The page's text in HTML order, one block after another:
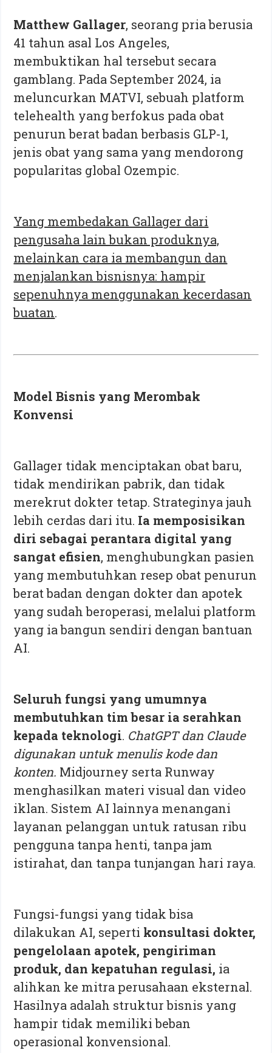
Matthew Gallager, seorang pria berusia
41 tahun asal Los Angeles,
membuktikan hal tersebut secara
gamblang. Pada September 2024, ia
meluncurkan MATVI, sebuah platform
telehealth yang berfokus pada obat
penurun berat badan berbasis GLP-1,
jenis obat yang sama yang mendorong
popularitas global Ozempic.
Yang membedakan Gallager dari
pengusaha lain bukan produknya,
melainkan cara ia membangun dan
menjalankan bisnisnya: hampir
sepenuhnya menggunakan kecerdasan
buatan.
Model Bisnis yang Merombak
Konvensi
Gallager tidak menciptakan obat baru,
tidak mendirikan pabrik, dan tidak
merekrut dokter tetap. Strateginya jauh
lebih cerdas dari itu. Ia memposisikan
diri sebagai perantara digital yang
sangat efisien, menghubungkan pasien
yang membutuhkan resep obat penurun
berat badan dengan dokter dan apotek
yang sudah beroperasi, melalui platform
yang ia bangun sendiri dengan bantuan
AI.
Seluruh fungsi yang umumnya
membutuhkan tim besar ia serahkan
kepada teknologi. ChatGPT dan Claude
digunakan untuk menulis kode dan
konten. Midjourney serta Runway
menghasilkan materi visual dan video
iklan. Sistem AI lainnya menangani
layanan pelanggan untuk ratusan ribu
pengguna tanpa henti, tanpa jam
istirahat, dan tanpa tunjangan hari raya.
Fungsi-fungsi yang tidak bisa
dilakukan AI, seperti konsultasi dokter,
pengelolaan apotek, pengiriman
produk, dan kepatuhan regulasi, ia
alihkan ke mitra perusahaan eksternal.
Hasilnya adalah struktur bisnis yang
hampir tidak memiliki beban
operasional konvensional.